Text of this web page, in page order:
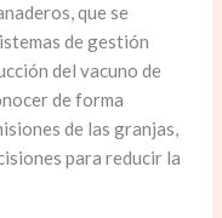
que se
de gestión
del vacuno de
de forma
de las granjas,
para reducir la